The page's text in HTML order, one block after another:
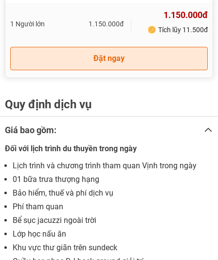
1 Người lớn 1.150.000đ
1.150.000đ
Tích lũy 11.500đ
Đặt ngay
Quy định dịch vụ
Giá bao gồm:
Đối với lịch trình du thuyền trong ngày
Lịch trình và chương trình tham quan Vịnh trong ngày
01 bữa trưa thượng hạng
Bảo hiểm, thuế và phí dịch vụ
Phí tham quan
Bể sục jacuzzi ngoài trời
Lớp học nấu ăn
Khu vực thư giãn trên sundeck